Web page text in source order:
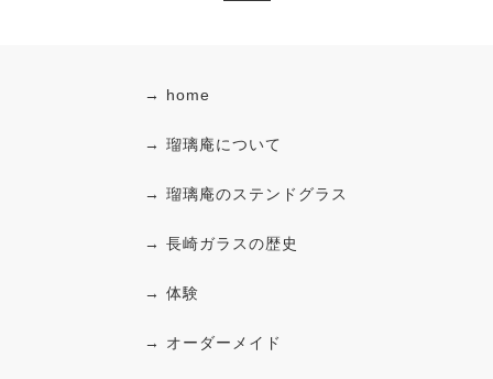
→ home
→ 瑠璃庵について
→ 瑠璃庵のステンドグラス
→ 長崎ガラスの歴史
→ 体験
→ オーダーメイド